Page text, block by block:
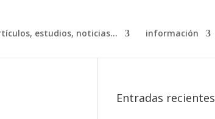
estudios, noticias… información
Entradas recientes